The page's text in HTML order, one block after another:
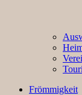
Frömmigkeit